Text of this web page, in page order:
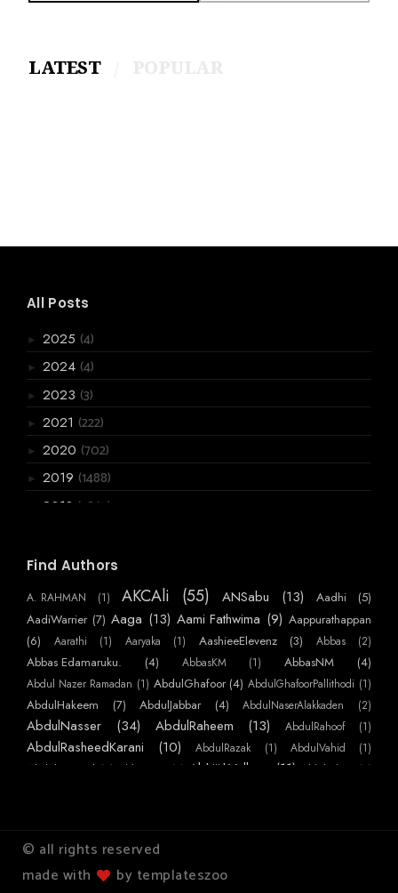
LATEST
All Posts
► 2025 (4)
► 2024 (4)
► 2023 (3)
► 2021 (222)
► 2020 (702)
► 2019 (1488)
2018 (3867)
► November
(199)
► September(361)
▼August(275)
ശ്രീ ജോളിയേന്റിയും..റെജി ചേട്ടനും
മരണം പഠിപ്പിക്കുന്ന പാഠങ്ങൾ
മധുരപതിനെട്ടിലെ വീഴ്ചയും പിന്നെ ഞാനും
ജീൻസ് ധരിച്ച മണവാട്ടികൾ
മട്ടുപ്പാവിലെ വിപ്ളവം
പ്രവാസി
ഒരു ജംഗിള്‍ ബുക്ക് അപാരത
Find Authors
A. RAHMAN (1) AKCAli (55) ANSabu (13) Aadhi
(5)
AadiWarrier (7) Aaga (13) Aami Fathwima (9) Aappurathappan
(6)
Aarathi (1) Aaryaka (1) AashieeElevenz (3) Abbas (2)
Abbas Edamaruku. (4) AbbasKM (1) AbbasNM (4)
Abdul Nazer Ramadan (1) AbdulGhafoor (4) AbdulGhafoorPallithodi (1)
AbdulHakeem (7) AbdulJabbar (4) AbdulNaserAlakkaden (2)
AbdulNasser (34) AbdulRaheem (13) AbdulRahoof (1)
AbdulRasheedKarani (10) AbdulRazak (1) AbdulVahid (1)
Abdulmajeed (7) AbhiKattor (1) AbhijithVelloor (11) AbhilashKP
(1)
AchuHelen (3) AchuVipin
AdarshMohanan (5) AdarshPRaj (2) AdharshKS
© all rights reserved
made with
by templateszoo